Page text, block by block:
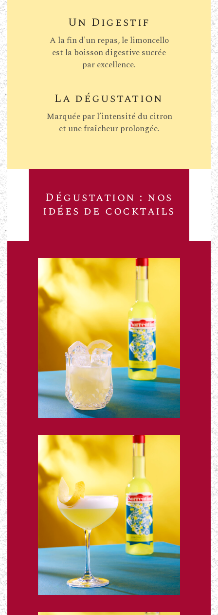
Un Digestif
A la fin d'un repas, le limoncello
est la boisson digestive sucrée
par excellence.
La dégustation
Marquée par l’intensité du citron
et une fraîcheur prolongée.
Dégustation : nos
idées de cocktails
Cocktail
Le
Margarito
En savoir +
Cocktail
Le
Limoncello
Sour
En savoir +